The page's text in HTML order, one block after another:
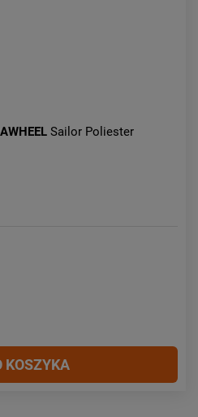
Sailor Poliester
KOSZYKA